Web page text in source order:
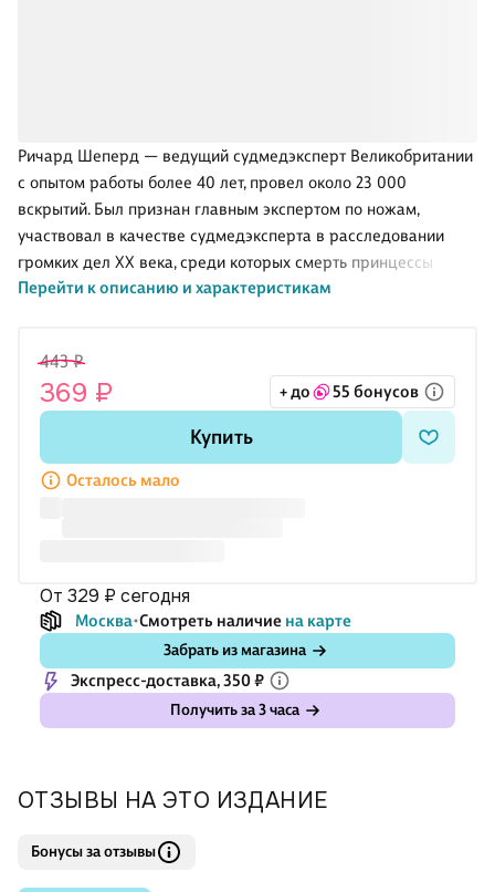
Ричард Шеперд — ведущий судмедэксперт Великобритании
с опытом работы более 40 лет, провел около 23 000
вскрытий. Был признан главным экспертом по ножам,
участвовал в качестве судмедэксперта в расследовании
громких дел XX века, среди которых смерть принцессы
Дианы, теракт 11 сентября, дела серийных убийц. Автор книги
жизнь, и в этой книге он исследует эту тему с совершенно
неожиданного и нового ракурса. Он показывает, как
уязвимость к смерти отличается на каждом этапе
человеческого развития от рождения до старости, и
объясняет, почему некоторые причины смерти более
Перейти к описанию и характеристикам
443 ₽
369 ₽ + до 55 бонусов
Купить
Осталось мало
от 329 ₽ сегодня
Москва Смотреть наличие на карте
Забрать из магазина
Экспресс-доставка, 350 ₽
Получить за 3 часа
ОТЗЫВЫ НА ЭТО ИЗДАНИЕ
Бонусы за отзывы